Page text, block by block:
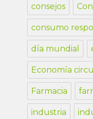
consejos
consumo
día mundial
Economía
Farmacia
industria